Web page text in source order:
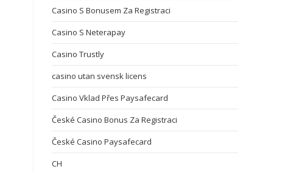
Casino S Bonusem Za Registraci
Casino S Neterapay
Casino Trustly
casino utan svensk licens
Casino Vklad Přes Paysafecard
České Casino Bonus Za Registraci
České Casino Paysafecard
CH